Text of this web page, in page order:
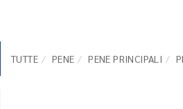
TUTTE PENE PENE PRINCIPALI